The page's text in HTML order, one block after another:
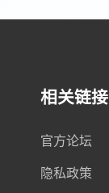
相关链接
官方论坛
隐私政策